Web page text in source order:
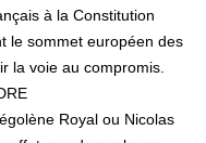
à la Constitution
le sommet européen des
la voie au compromis.
Royal ou Nicolas